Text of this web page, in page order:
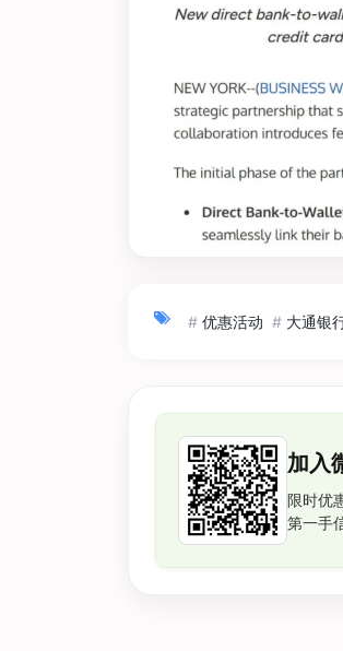
# 优惠活动 # 大通银
加入
限时优
第一手